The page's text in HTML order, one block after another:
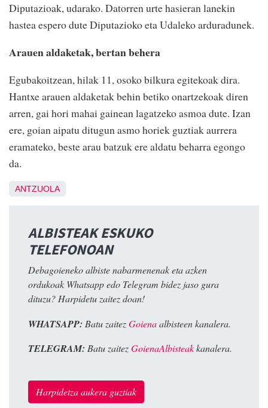
Diputazioak, udarako. Datorren urte hasieran lanekin
hastea espero dute Diputazioko eta Udaleko arduradunek.
Arauen aldaketak, bertan behera
Egubakoitzean, hilak 11, osoko bilkura egitekoak dira.
Hantxe arauen aldaketak behin betiko onartzekoak diren
arren, gai hori mahai gainean lagatzeko asmoa dute. Izan
ere, goian aipatu ditugun asmo horiek guztiak aurrera
eramateko, beste arau batzuk ere aldatu beharra egongo
da.
ANTZUOLA
ALBISTEAK ESKUKO
TELEFONOAN
Debagoieneko albiste nabarmenenak eta azken
ordukoak Whatsapp edo Telegram bidez jaso gura
dituzu? Harpidetu zaitez doan!
WHATSAPP: Batu zaitezGoienaalbisteen kanalera.
TELEGRAM: Batu zaitezGoienaAlbisteakkanalera.
Harpidetza aukera guztiak